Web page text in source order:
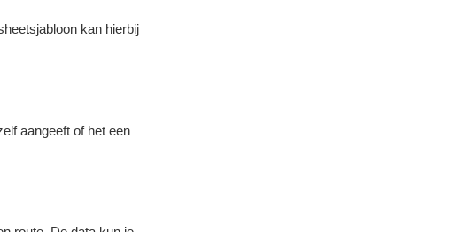
kan hierbij
aangeeft of het een